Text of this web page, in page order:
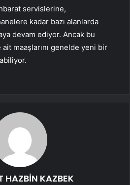
servislerine,
kadar bazı alanlarda
devam ediyor. Ancak bu
maaşlarını genelde yeni bir
HAZBİN KAZBEK